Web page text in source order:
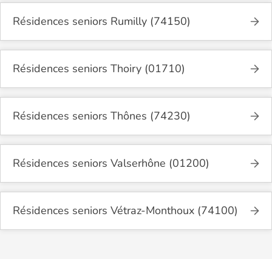
Résidences seniors Rumilly (74150)
Résidences seniors Thoiry (01710)
Résidences seniors Thônes (74230)
Résidences seniors Valserhône (01200)
Résidences seniors Vétraz-Monthoux (74100)